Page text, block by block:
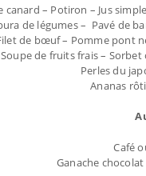
canard – Potiron – Jus
de légumes – Pavé de
de bœuf – Pomme pont
Soupe de fruits frais –
Perles du
Ananas
Café
Ganache